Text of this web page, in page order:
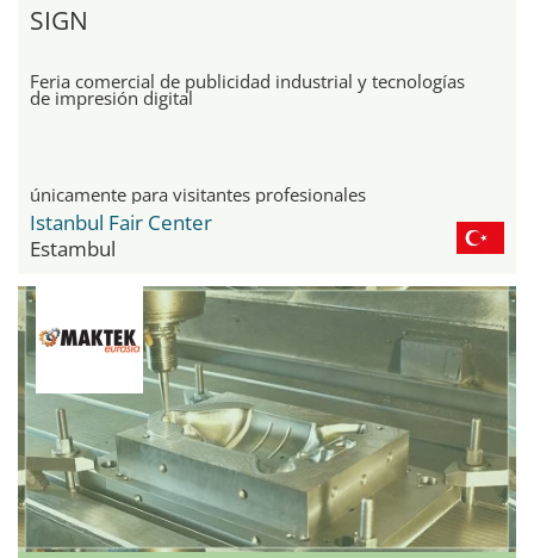
SIGN
Feria comercial de publicidad industrial y tecnologías
de impresión digital
únicamente para visitantes profesionales
Istanbul Fair Center
Estambul